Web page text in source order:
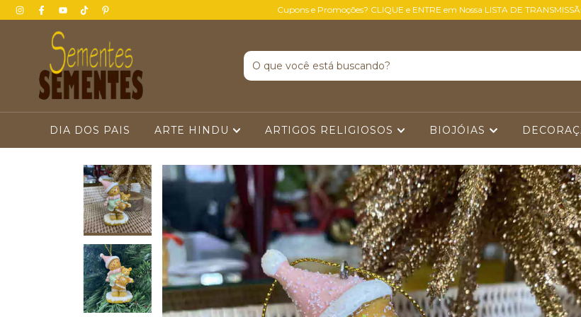
Cupons e Promoções? CLIQUE e ENTRE em Nossa LISTA DE
DIA DOS PAIS ARTE HINDU ARTIGOS RELIGIOSOS BIOJÓIAS